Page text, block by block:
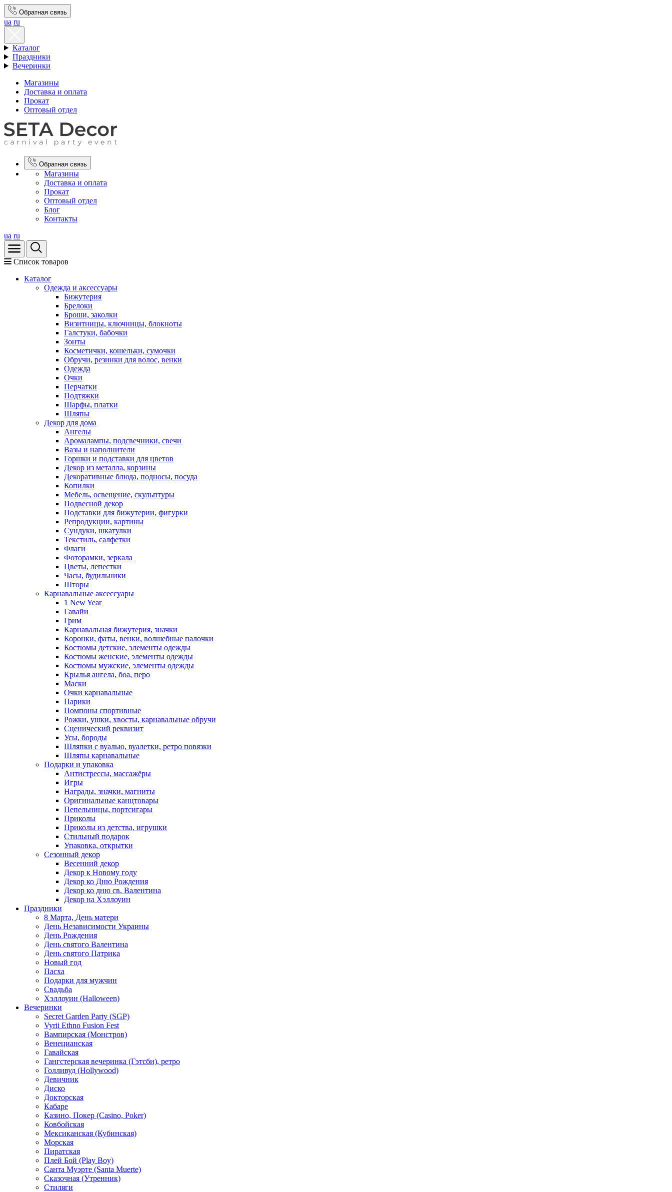
Обратная связь
ua ru
Каталог
Праздники
Вечеринки
Магазины
Доставка и оплата
Прокат
Оптовый отдел
Обратная связь
Магазины
Доставка и оплата
Прокат
Оптовый отдел
Блог
Контакты
ua ru
Список товаров
Каталог
Oдежда и аксессуары
Бижутерия
Брелоки
Броши, заколки
Визитницы, ключницы, блокноты
Галстуки, бабочки
Зонты
Косметички, кошельки, сумочки
Обручи, резинки для волос, венки
Одежда
Очки
Перчатки
Подтяжки
Шарфы, платки
Шляпы
Декор для дома
Ангелы
Аромалампы, подсвечники, свечи
Вазы и наполнители
Горшки и подставки для цветов
Декор из металла, корзины
Декоративные блюда, подносы, посуда
Копилки
Мебель, освещение, скульптуры
Подвесной декор
Подставки для бижутерии, фигурки
Репродукции, картины
Сундуки, шкатулки
Текстиль, салфетки
Флаги
Фоторамки, зеркала
Цветы, лепестки
Часы, будильники
Шторы
Карнавальные аксессуары
1 New Year
Гавайи
Грим
Карнавальная бижутерия, значки
Коронки, фаты, венки, волшебные палочки
Костюмы детские, элементы одежды
Костюмы женские, элементы одежды
Костюмы мужские, элементы одежды
Крылья ангела, боа, перо
Маски
Очки карнавальные
Парики
Помпоны спортивные
Рожки, ушки, хвосты, карнавальные обручи
Сценический реквизит
Усы, бороды
Шляпки с вуалью, вуалетки, ретро повязки
Шляпы карнавальные
Подарки и упаковка
Антистрессы, массажёры
Игры
Награды, значки, магниты
Оригинальные канцтовары
Пепельницы, портсигары
Приколы
Приколы из детства, игрушки
Стильный подарок
Упаковка, открытки
Сезонный декор
Весенний декор
Декор к Новому году
Декор ко Дню Рождения
Декор ко дню св. Валентина
Декор на Хэллоуин
Праздники
8 Марта, День матери
День Независимости Украины
День Рождения
День святого Валентина
День святого Патрика
Новый год
Пасха
Подарки для мужчин
Свадьба
Хэллоуин (Halloween)
Вечеринки
Secret Garden Party (SGP)
Vyrii Ethno Fusion Fest
Вампирская (Монстров)
Венецианская
Гавайская
Гангстерская вечеринка (Гэтсби), ретро
Голливуд (Hollywood)
Девичник
Диско
Докторская
Кабаре
Казино, Покер (Casino, Poker)
Ковбойская
Мексиканская (Кубинская)
Морская
Пиратская
Плей Бой (Play Boy)
Санта Муэрте (Santa Muerte)
Сказочная (Утренник)
Стиляги